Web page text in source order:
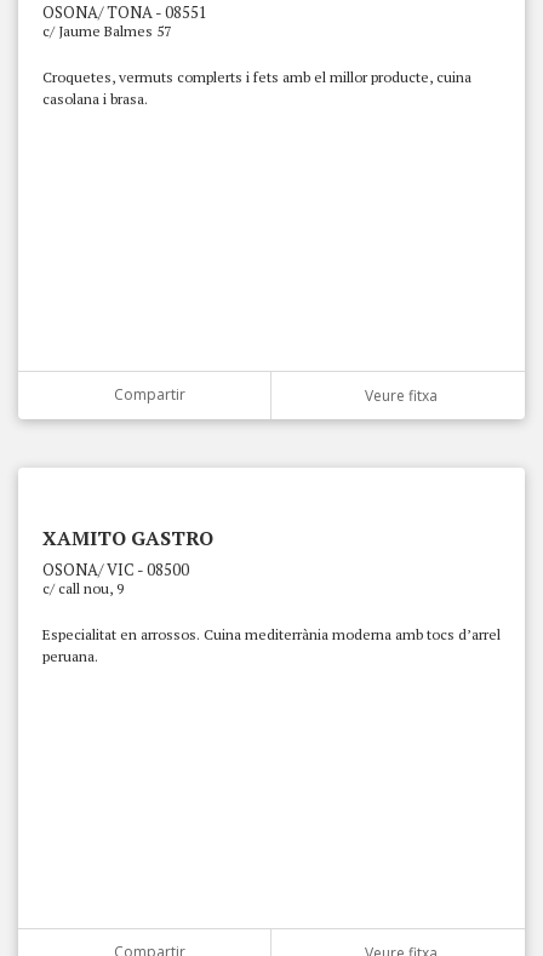
OSONA/ TONA - 08551
c/ Jaume Balmes 57
Croquetes, vermuts complerts i fets amb el millor producte, cuina
casolana i brasa.
Compartir Veure fitxa
XAMITO GASTRO
OSONA/ VIC - 08500
c/ call nou, 9
Especialitat en arrossos. Cuina mediterrània moderna amb tocs d’arrel
peruana.